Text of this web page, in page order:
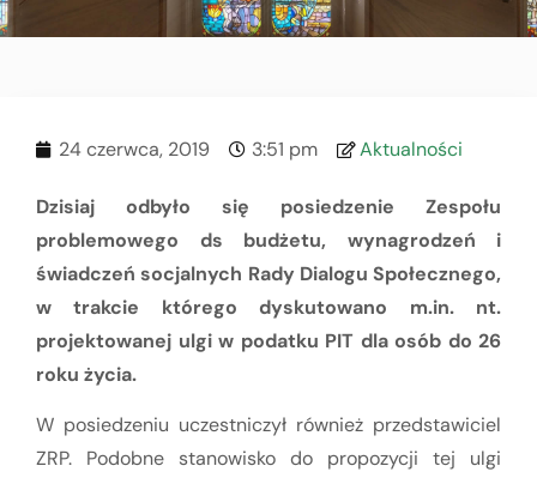
24 czerwca, 2019 3:51 pm Aktualności
Dzisiaj odbyło się posiedzenie Zespołu
problemowego ds budżetu, wynagrodzeń i
świadczeń socjalnych Rady Dialogu Społecznego,
w trakcie którego dyskutowano m.in. nt.
projektowanej ulgi w podatku PIT dla osób do 26
roku życia.
W posiedzeniu uczestniczył również przedstawiciel
ZRP. Podobne stanowisko do propozycji tej ulgi